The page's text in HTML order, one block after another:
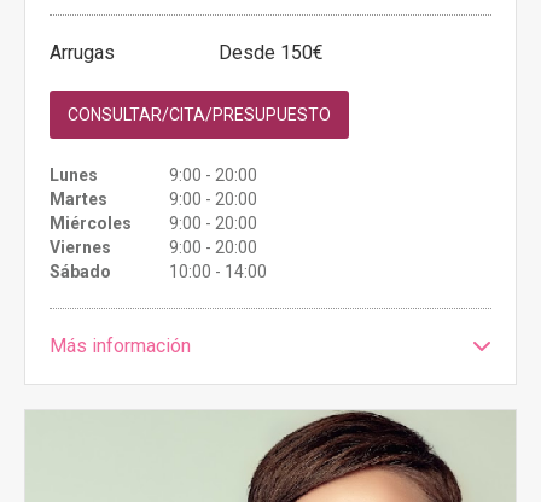
Arrugas Desde 150€
CONSULTAR/CITA/PRESUPUESTO
Lunes
9:00 - 20:00
Martes
9:00 - 20:00
Miércoles
9:00 - 20:00
Viernes
9:00 - 20:00
Sábado
10:00 - 14:00
Más información